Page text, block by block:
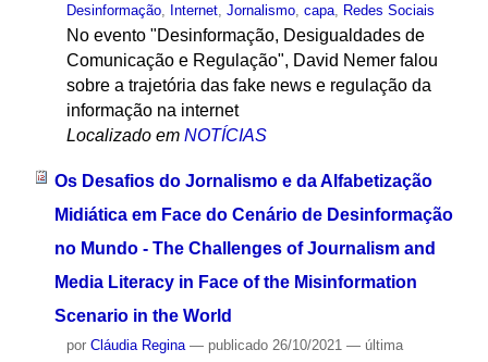
Desinformação, Internet, Jornalismo, capa, Redes Sociais
No evento "Desinformação, Desigualdades de
Comunicação e Regulação", David Nemer falou
sobre a trajetória das fake news e regulação da
informação na internet
Localizado em NOTÍCIAS
Os Desafios do Jornalismo e da Alfabetização
Midiática em Face do Cenário de Desinformação
no Mundo - The Challenges of Journalism and
Media Literacy in Face of the Misinformation
Scenario in the World
por Cláudia Regina — publicado26/10/2021 — última